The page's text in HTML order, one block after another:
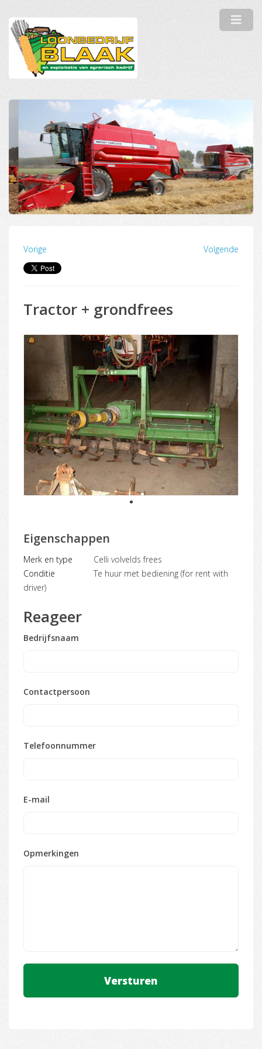
Vorige Volgende
Tractor + grondfrees
1
Eigenschappen
Merk en type
Celli volvelds frees
Conditie
Te huur met bediening (for rent with
driver)
Reageer
Bedrijfsnaam
Contactpersoon
Telefoonnummer
E-mail
Opmerkingen